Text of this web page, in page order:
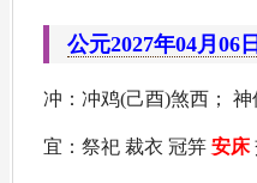
公元2027年04月06
冲：冲鸡(己酉)煞西；
宜：祭祀 裁衣 冠笄 安床